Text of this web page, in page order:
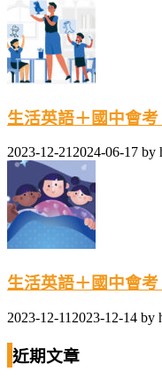
生活英語＋國中會
2023-12-212024-06-17 by
生活英語＋國中會
2023-12-11 2023-12-14 by
近期文章